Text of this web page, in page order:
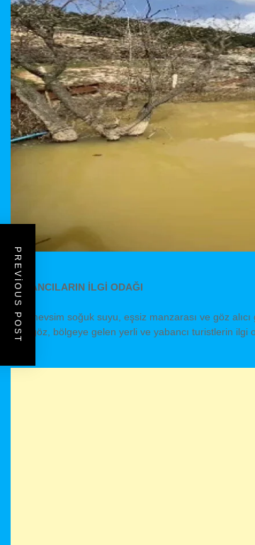
YABANCILARIN İLGİ ODAĞI
Her mevsim soğuk suyu, eşsiz manzarası ve göz
Yeşilgöz, bölgeye gelen yerli ve yabancı turistlerin ilgi
PREVIOUS POST